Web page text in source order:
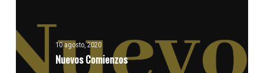
10 agosto, 2020
Nuevos Comienzos